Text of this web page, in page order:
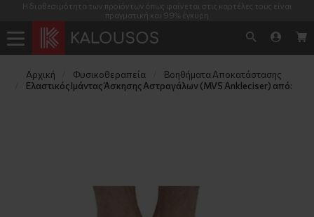
Η διαθεσιμότητα των προϊόντων όπως φαίνεται στις καρτέλες τους είναι
πραγματική και 99% έγκυρη
Αρχική Φυσικοθεραπεία
Βοηθήματα Αποκατάστασης
Ελαστικός Ιμάντας Άσκησης Αστραγάλων (MVS Ankleciser) από: